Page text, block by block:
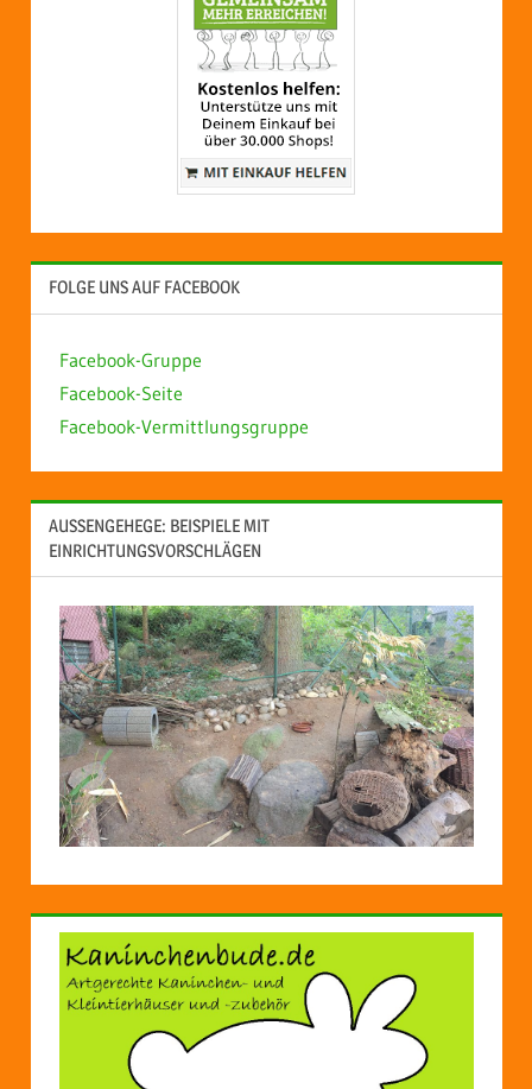
FOLGE UNS AUF FACEBOOK
Facebook-Gruppe
Facebook-Seite
Facebook-Vermittlungsgruppe
AUSSENGEHEGE: BEISPIELE MIT E
INRICHTUNGSVORSCHLÄGEN